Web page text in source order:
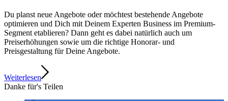
Du planst neue Angebote oder möchtest bestehende Angebote
optimieren und Dich mit Deinem Experten Business im Premium-
Segment etablieren? Dann geht es dabei natürlich auch um
Preiserhöhungen sowie um die richtige Honorar- und
Preisgestaltung für Deine Angebote.
Weiterlesen
Danke für's Teilen